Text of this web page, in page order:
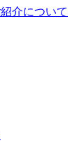
介について